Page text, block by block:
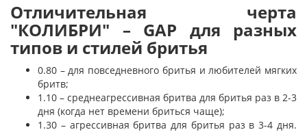
Отличительная черта
"КОЛИБРИ" – GAP для разных
типов и стилей бритья
0.80 – для повседневного бритья и любителей мягких
бритв;
1.10 – среднеагрессивная бритва для бритья раз в 2-3
дня (когда нет времени бриться чаще);
1.30 – агрессивная бритва для бритья раз в 3-4 дня.